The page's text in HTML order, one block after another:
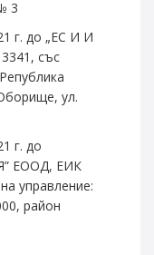
3
г. до „ЕС И И
със
ул.
г. до
ЕООД, ЕИК
управление:
район